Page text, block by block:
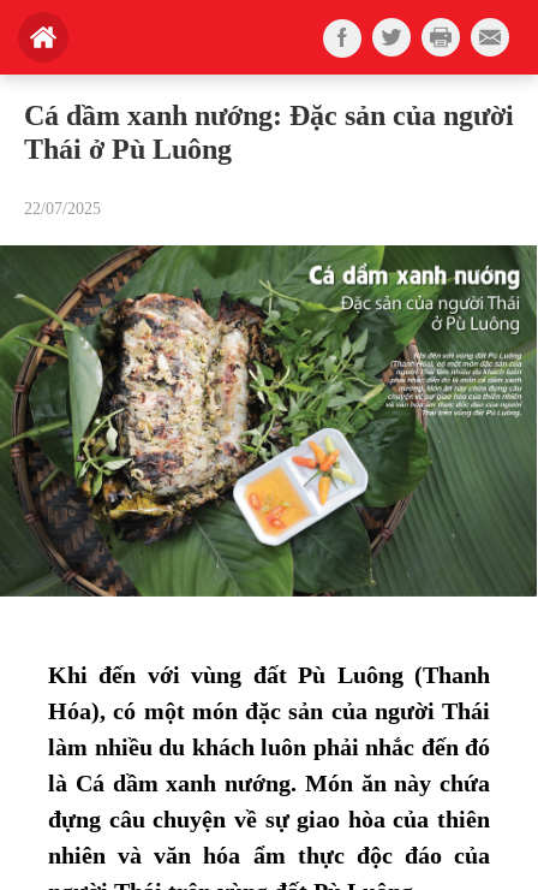
Cá dầm xanh nướng: Đặc sản của người
Thái ở Pù Luông
22/07/2025
Khi đến với vùng đất Pù Luông (Thanh
Hóa), có một món đặc sản của người Thái
làm nhiều du khách luôn phải nhắc đến đó
là Cá dầm xanh nướng. Món ăn này chứa
đựng câu chuyện về sự giao hòa của thiên
nhiên và văn hóa ẩm thực độc đáo của